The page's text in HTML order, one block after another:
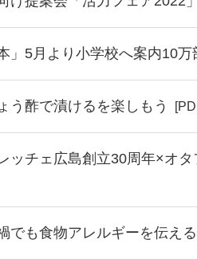
」5月より小学校へ案内10
う酢で漬けるを楽しもう
ッチェ広島創立30周年×オ
でも食物アレルギーを伝え